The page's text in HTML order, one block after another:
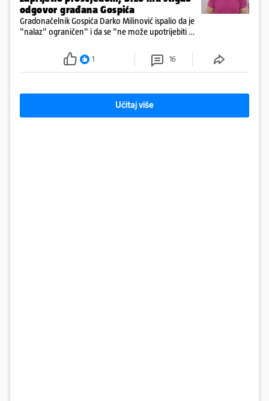
odgovor građana Gospića
Gradonačelnik Gospića Darko Milinović ispalio da je
"nalaz" ograničen" i da se "ne može upotrijebiti za
ga je naručio Uskok i da je dio spisa
1 16
Učitaj više